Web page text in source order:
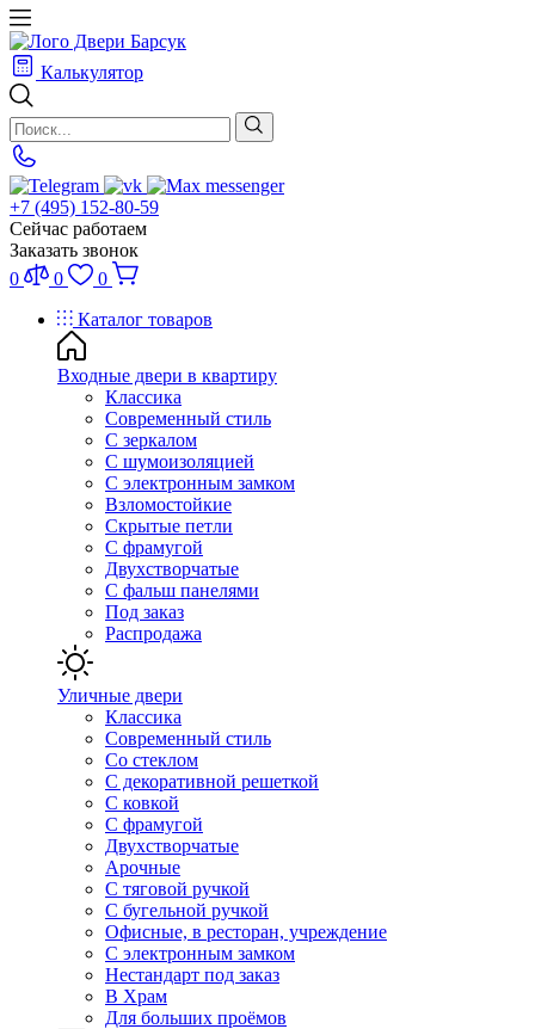
Калькулятор
+7 (495) 152-80-59
Сейчас работаем
Заказать звонок
0
0
0
Каталог товаров
Входные двери в квартиру
Классика
Современный стиль
С зеркалом
С шумоизоляцией
С электронным замком
Взломостойкие
Скрытые петли
С фрамугой
Двухстворчатые
С фальш панелями
Под заказ
Распродажа
Уличные двери
Классика
Современный стиль
Со стеклом
С декоративной решеткой
С ковкой
С фрамугой
Двухстворчатые
Арочные
С тяговой ручкой
С бугельной ручкой
Офисные, в ресторан, учреждение
С электронным замком
Нестандарт под заказ
В Храм
Для больших проёмов